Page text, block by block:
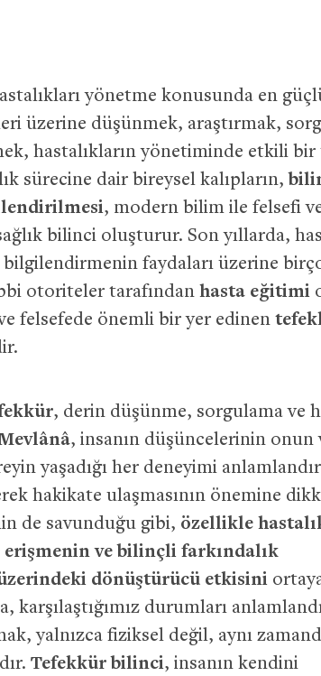
yönetme konusunda en
üzerine düşünmek, araştırmak,
hastalıkların yönetiminde etkili bir
sürecine dair bireysel kalıpların,
, modern bilim ile felsefi
bilinci oluşturur. Son yıllarda,
faydaları üzerine
otoriteler tarafından hasta eğitimi
felsefede önemli bir yer edinen
, derin düşünme, sorgulama ve
, insanın düşüncelerinin onun
yaşadığı her deneyimi
hakikate ulaşmasının önemine
de savunduğu gibi, özellikle
ve bilinçli farkındalık
dönüştürücü etkisini
karşılaştığımız durumları
yalnızca fiziksel değil, aynı
Tefekkür bilinci, insanın kendini